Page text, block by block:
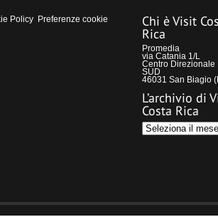
Policy Preferenze cookie Chi è Visit
Rica
Promedia
via Catania 1/L
Centro Direzionale
SUD
46031 San Biagio
L’archivio di
Costa Rica
L’archivio
di